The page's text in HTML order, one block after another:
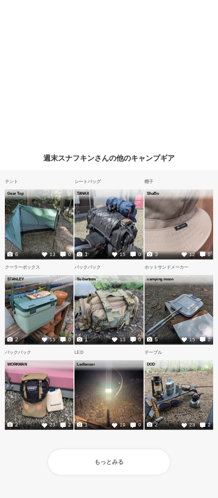
週末スナフキンさんの他のキャンプギア
テント
Geer Top
13 0
6
シートバッグ
TANAX
15 0
1
帽子
ShaBo
12 0
3
クーラーボックス
STANLEY
15 0
2
バックパック
Seibertron
13 0
1
ホットサンドメーカー
camping moon
15 0
5
バックパック
WORKMAN
23 2
2
LED
Ledlenser
19 0
1
テーブル
DOD
23 2
2
もっとみる